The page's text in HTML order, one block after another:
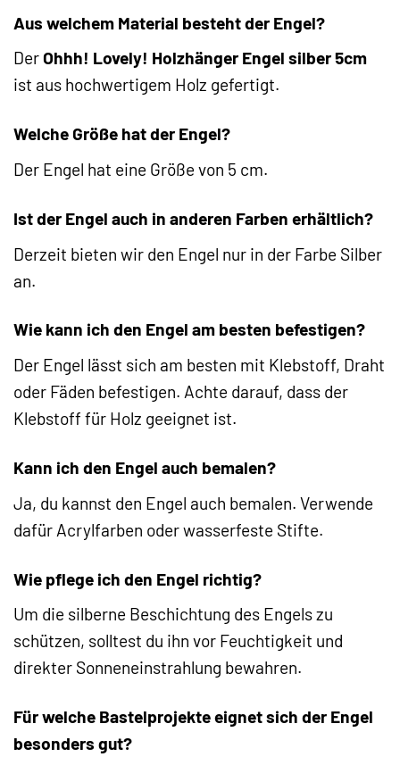
Aus welchem Material besteht der Engel?
DerOhhh! Lovely! Holzhänger Engel silber 5cm
ist aus hochwertigem Holz gefertigt.
Welche Größe hat der Engel?
Der Engel hat eine Größe von 5 cm.
Ist der Engel auch in anderen Farben erhältlich?
Derzeit bieten wir den Engel nur in der Farbe Silber
an.
Wie kann ich den Engel am besten befestigen?
Der Engel lässt sich am besten mit Klebstoff, Draht
oder Fäden befestigen. Achte darauf, dass der
Klebstoff für Holz geeignet ist.
Kann ich den Engel auch bemalen?
Ja, du kannst den Engel auch bemalen. Verwende
dafür Acrylfarben oder wasserfeste Stifte.
Wie pflege ich den Engel richtig?
Um die silberne Beschichtung des Engels zu
schützen, solltest du ihn vor Feuchtigkeit und
direkter Sonneneinstrahlung bewahren.
Für welche Bastelprojekte eignet sich der Engel
besonders gut?